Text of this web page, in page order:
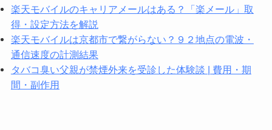
楽天モバイルのキャリアメールはある？「楽メール」取
得・設定方法を解説
楽天モバイルは京都市で繋がらない？９２地点の電波・
通信速度の計測結果
タバコ臭い父親が禁煙外来を受診した体験談 | 費用・期
間・副作用